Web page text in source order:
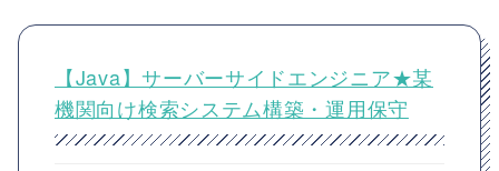
【Java】サーバーサイドエンジニア★某
機関向け検索システム構築・運用保守